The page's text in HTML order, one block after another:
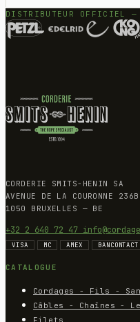
DISTRIBUTEUR OFFICIEL —
CORDERIE SMITS-HENIN SA
AVENUE DE LA COURONNE 236B
1050 BRUXELLES — BE
+32 2 640 72 47
VISA MC AMEX BANCONTACT
CATALOGUE
Cordages - Fils -
Câbles - Chaînes -
Filets